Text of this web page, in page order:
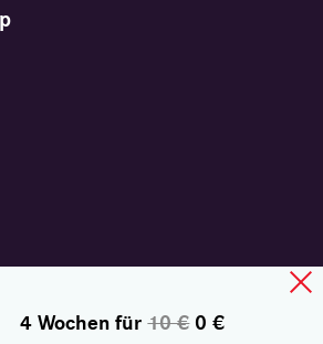
4 Wochen für10 €0 €